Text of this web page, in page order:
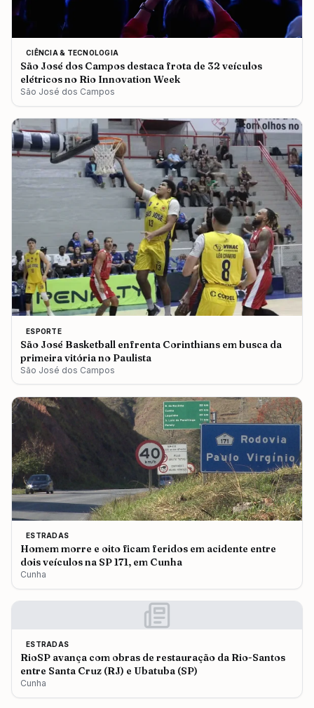
CIÊNCIA & TECNOLOGIA
São José dos Campos destaca frota de 32 veículos
elétricos no Rio Innovation Week
São José dos Campos
ESPORTE
São José Basketball enfrenta Corinthians em busca da
primeira vitória no Paulista
São José dos Campos
ESTRADAS
Homem morre e oito ficam feridos em acidente entre
dois veículos na SP 171, em Cunha
Cunha
ESTRADAS
RioSP avança com obras de restauração da Rio-Santos
entre Santa Cruz (RJ) e Ubatuba (SP)
Cunha